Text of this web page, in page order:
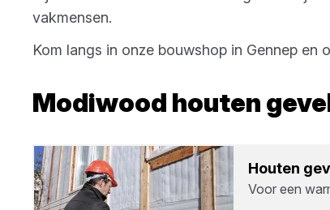
vakmensen.
Kom langs in onze bouwshop in Gennep en
Modiwood houten
Hou­ten
Voor een